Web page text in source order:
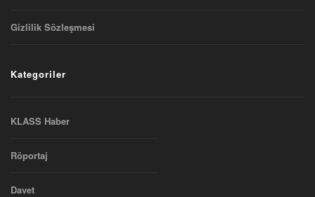
Gizlilik Sözleşmesi
Kategoriler
KLASS Haber
Röportaj
Davet